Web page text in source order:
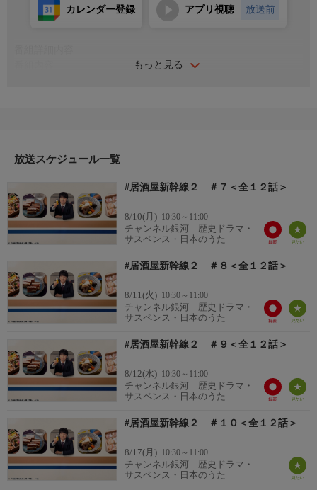
もっと見る
カレンダー登録 アプリ視聴 放送前
野ひかりと出会う。そして、江戸時代末期創業、加賀の珍味や乾
眞島秀和、戸田菜穂 ほか
放送スケジュール一覧
#居酒屋新幹線２ ＃７＜全１２話＞
8/10(月) 10:30～11:00
チャンネル銀河 歴史ドラマ・
サスペンス・日本のうた
#居酒屋新幹線２ ＃８＜全１２話＞
8/11(火) 10:30～11:00
チャンネル銀河 歴史ドラマ・
サスペンス・日本のうた
#居酒屋新幹線２ ＃９＜全１２話＞
8/12(水) 10:30～11:00
チャンネル銀河 歴史ドラマ・
サスペンス・日本のうた
#居酒屋新幹線２ ＃１０＜全１２話＞
8/17(月) 10:30～11:00
チャンネル銀河 歴史ドラマ・
サスペンス・日本のうた